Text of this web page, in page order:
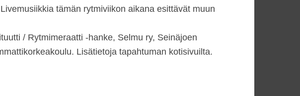
tämän rytmiviikon aikana esittävät muun
/ Rytmimeraatti -hanke, Selmu ry, Seinäjoen
Lisätietoja tapahtuman kotisivuilta.